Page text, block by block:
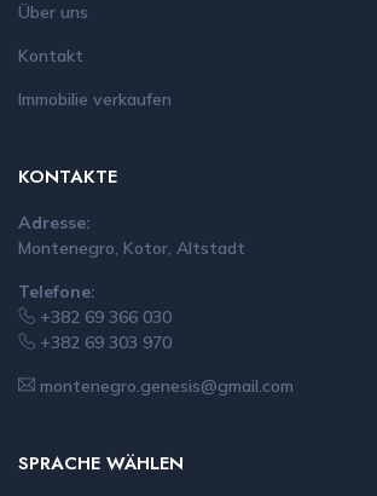
Über uns
Kontakt
Immobilie verkaufen
KONTAKTE
Adresse:
Montenegro, Kotor, Altstadt
Telefone:
+382 69 366 030
+382 69 303 970
montenegro.genesis@gmail.com
SPRACHE WÄHLEN